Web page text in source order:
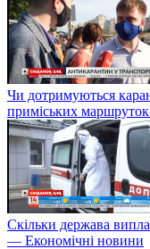
Чи дотримуються
приміських
Скільки держава
— Економічні новини